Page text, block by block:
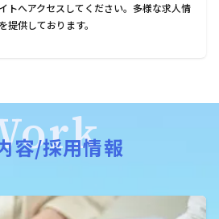
トへアクセスしてください。多様な求人情
提供しております。
容/採用情報